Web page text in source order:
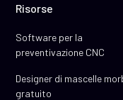
Risorse
Software per la
preventivazione CNC
Designer di mascelle
gratuito